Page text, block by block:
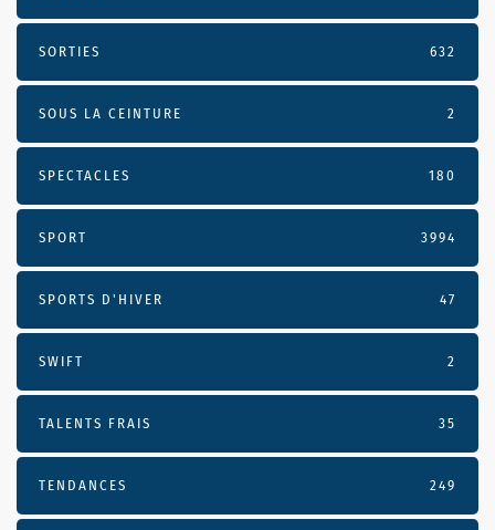
SORTIES 632
SOUS LA CEINTURE 2
SPECTACLES 180
SPORT 3994
SPORTS D'HIVER 47
SWIFT 2
TALENTS FRAIS 35
TENDANCES 249